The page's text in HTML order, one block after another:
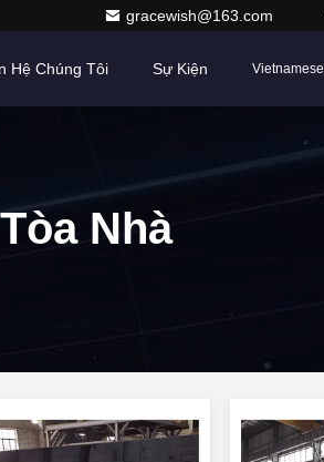
gracewish@163.com
Hệ Chúng Tôi Sự Kiện Vietnamese
Nhà